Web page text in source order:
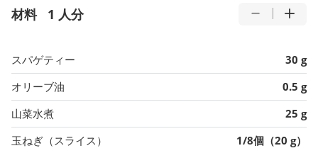
材料 1 人分
スパゲティー
30 g
オリーブ油
0.5 g
山菜水煮
25 g
玉ねぎ（スライス）
1/8個（20 g）